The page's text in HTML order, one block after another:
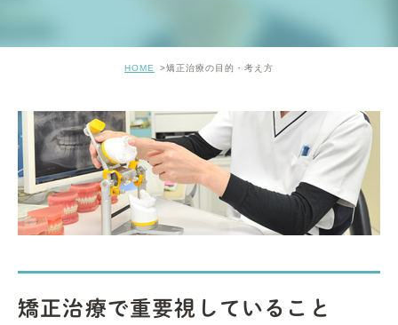
HOME 矯正治療の目的・考え方
矯正治療で重要視していること